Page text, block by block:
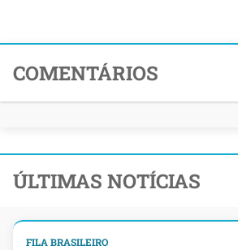
COMENTÁRIOS
ÚLTIMAS NOTÍCIAS
FILA BRASILEIRO